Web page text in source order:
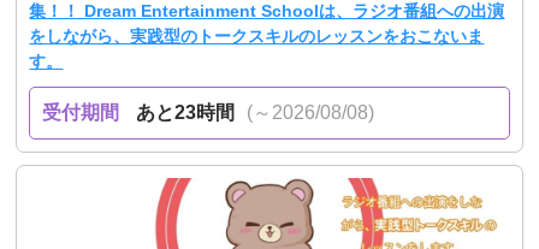
集！！ Dream Entertainment Schoolは、ラジオ番組への出演
をしながら、実践型のトークスキルのレッスンをおこないま
す。
受付期間 あと23時間 (～2026/08/08)